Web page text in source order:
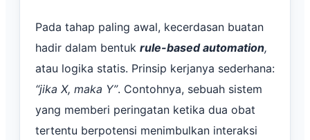
Pada tahap paling awal, kecerdasan buatan
hadir dalam bentuk rule-based automation,
atau logika statis. Prinsip kerjanya sederhana:
“jika X, maka Y”. Contohnya, sebuah sistem
yang memberi peringatan ketika dua obat
tertentu berpotensi menimbulkan interaksi